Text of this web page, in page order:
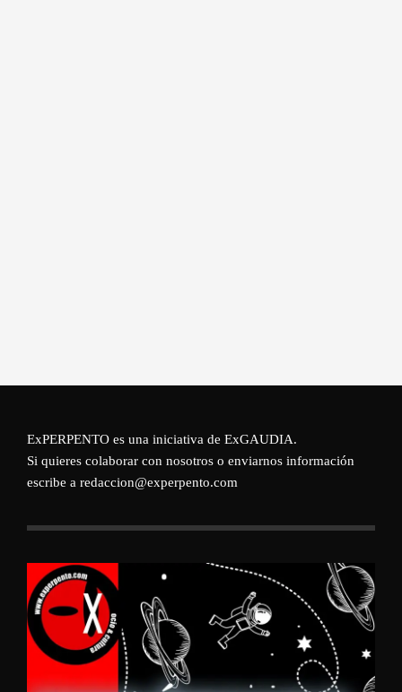
ExPERPENTO es una iniciativa de ExGAUDIA.
Si quieres colaborar con nosotros o enviarnos información
escribe a redaccion@experpento.com